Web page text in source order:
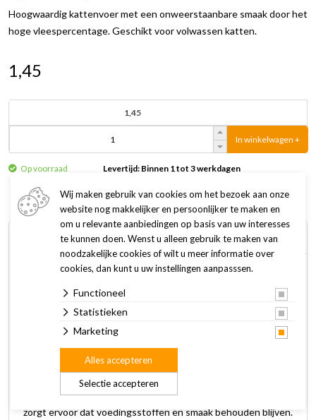
Hoogwaardig kattenvoer met een onweerstaanbare smaak door het
hoge vleespercentage. Geschikt voor volwassen katten.
1,45
1,45
In winkelwagen +
Op voorraad Levertijd: Binnen 1 tot 3 werkdagen
Omschrijving Specificaties
Almo Nature kattenvoer HFC Natural kipfilet is een
aanvullend natvoer voor volwassen katten en heeft een
onweerstaanbare smaak door het hoge percentage aan
vlees. Alle natvoer recepten zijn bereid met natuurlijke, verse
consumptie. Hierbij wordt dezelfde kwaliteit ingrediënten
gebruikt als die zijn toegevoegd aan voeding voor mensen.
De conservering vindt plaats in de eigen kookbouillon, dit
zorgt ervoor dat voedingsstoffen en smaak behouden blijven.
Wij maken gebruik van cookies om het bezoek aan onze
website nog makkelijker en persoonlijker te maken en
om u relevante aanbiedingen op basis van uw interesses
te kunnen doen. Wenst u alleen gebruik te maken van
noodzakelijke cookies of wilt u meer informatie over
cookies, dan kunt u uw instellingen aanpasssen.
Functioneel
Statistieken
Marketing
Selectie accepteren
Alles accepteren